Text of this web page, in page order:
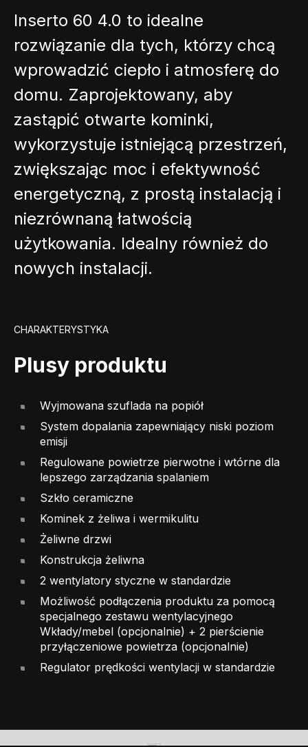
Inserto 60 4.0 to idealne
rozwiązanie dla tych, którzy chcą
wprowadzić ciepło i atmosferę do
domu. Zaprojektowany, aby
zastąpić otwarte kominki,
wykorzystuje istniejącą przestrzeń,
zwiększając moc i efektywność
energetyczną, z prostą instalacją i
niezrównaną łatwością
użytkowania. Idealny również do
nowych instalacji.
CHARAKTERYSTYKA
Plusy produktu
Wyjmowana szuflada na popiół
System dopalania zapewniający niski poziom
emisji
Regulowane powietrze pierwotne i wtórne dla
lepszego zarządzania spalaniem
Szkło ceramiczne
Kominek z żeliwa i wermikulitu
Żeliwne drzwi
Konstrukcja żeliwna
2 wentylatory styczne w standardzie
Możliwość podłączenia produktu za pomocą
specjalnego zestawu wentylacyjnego
Wkłady/mebel (opcjonalnie) + 2 pierścienie
przyłączeniowe powietrza (opcjonalnie)
Regulator prędkości wentylacji w standardzie